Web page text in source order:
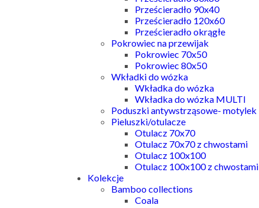
Prześcieradło 90x40
Prześcieradło 120x60
Prześcieradło okrągłe
Pokrowiec na przewijak
Pokrowiec 70x50
Pokrowiec 80x50
Wkładki do wózka
Wkładka do wózka
Wkładka do wózka MULTI
Poduszki antywstrząsowe- motylek
Pieluszki/otulacze
Otulacz 70x70
Otulacz 70x70 z chwostami
Otulacz 100x100
Otulacz 100x100 z chwostami
Kolekcje
Bamboo collections
Coala